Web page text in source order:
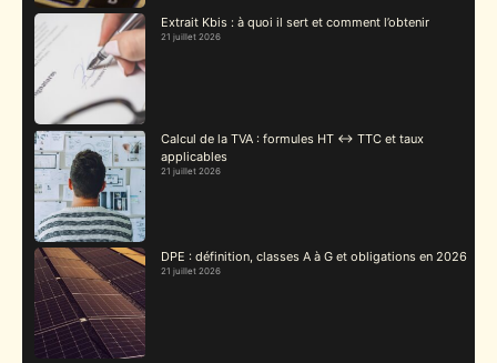
Extrait Kbis : à quoi il sert et comment l’obtenir
21 juillet 2026
Calcul de la TVA : formules HT ↔ TTC et taux
applicables
21 juillet 2026
DPE : définition, classes A à G et obligations en 2026
21 juillet 2026